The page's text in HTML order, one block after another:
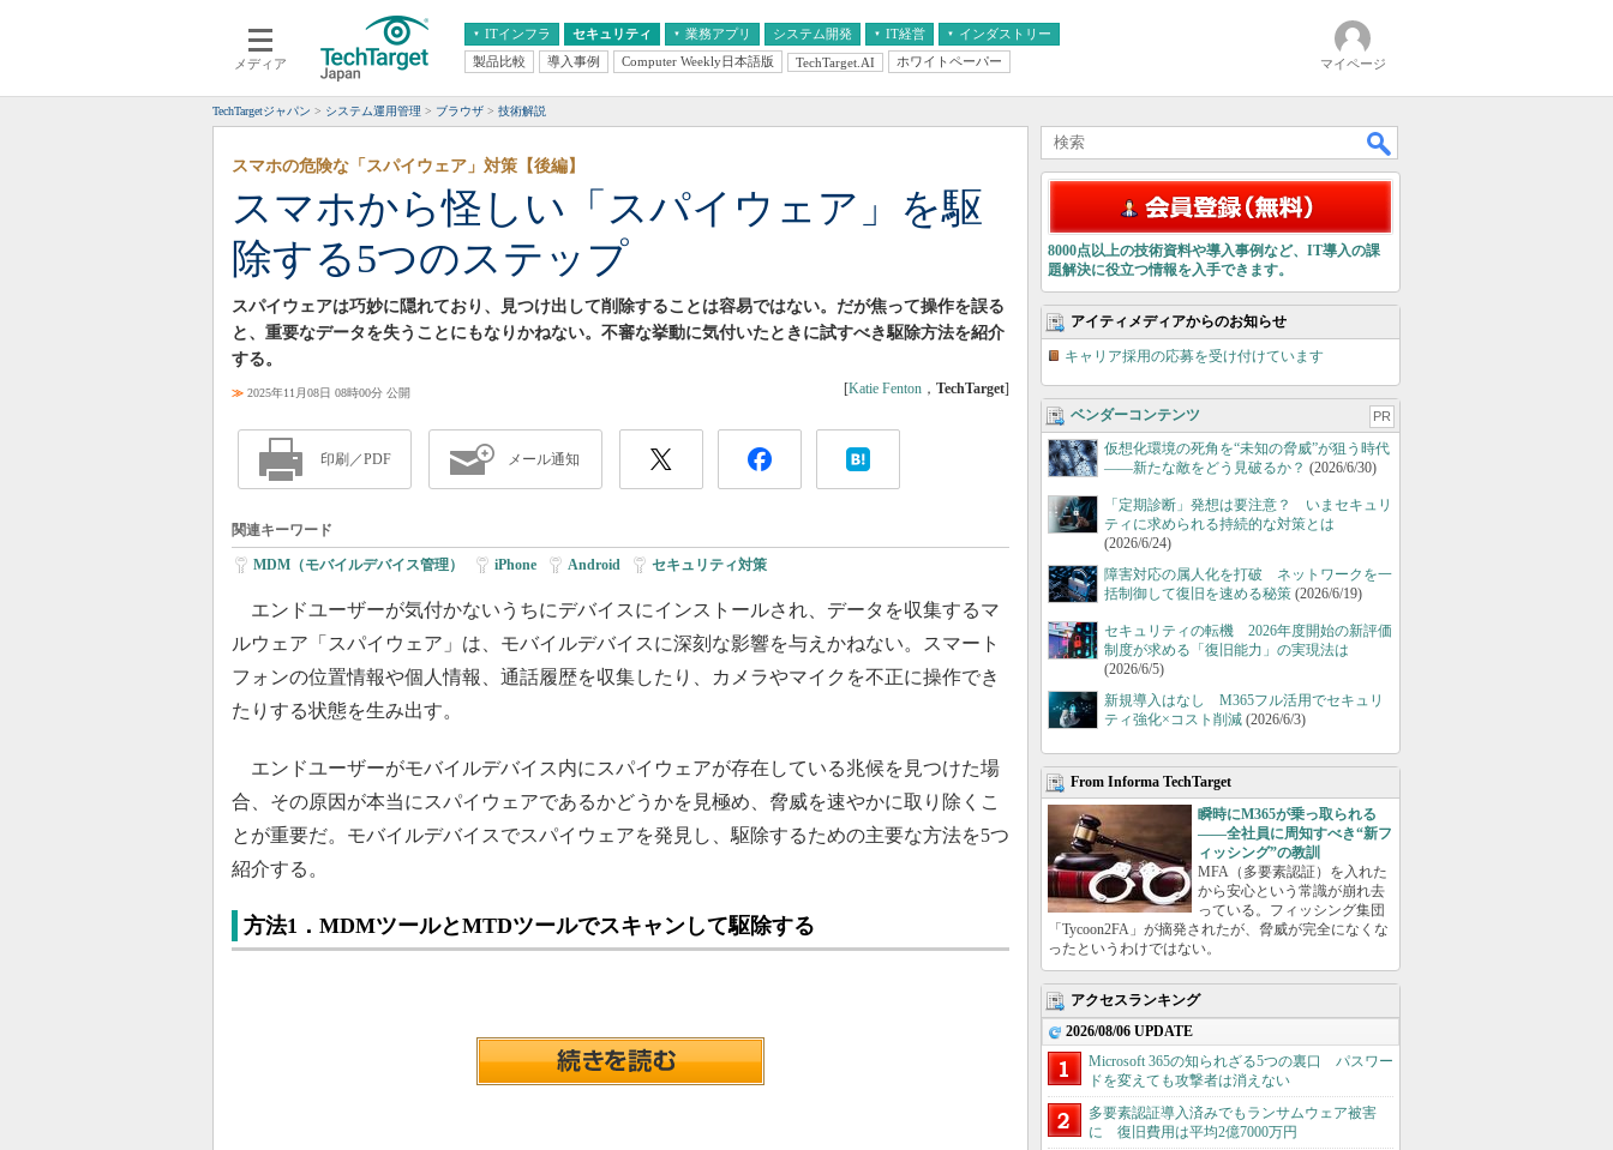
メディア
ITインフラ
クラウド
スマートモバイル
ネットワーク
システム運用管理
セキュリティ 業務アプリ
エンタープライズAI
ERP
CX
情報系システム
システム開発 IT経営
経営とIT
インダストリー
医療IT
製品比較 導入事例 Computer Weekly日本語版 TechTarget.AI ホワイトペーパー マイページ
TechTargetジャパン システム運用管理 ブラウザ 技術解説
スマホから怪しい「スパイウェア」を駆
除する5つのステップ
スマホの危険な「スパイウェア」対策【後編】
スパイウェアは巧妙に隠れており、見つけ出して削除することは容易ではない。だが焦って操作を誤る
と、重要なデータを失うことにもなりかねない。不審な挙動に気付いたときに試すべき駆除方法を紹介
する。
≫ 2025年11月08日 08時00分 公開 [Katie Fenton ， TechTarget]
印刷／PDF メール通知
関連キーワード
MDM（モバイルデバイス管理） iPhone Android セキュリティ対策
エンドユーザーが気付かないうちにデバイスにインストールされ、データを収集するマ
ルウェア「スパイウェア」は、モバイルデバイスに深刻な影響を与えかねない。スマート
フォンの位置情報や個人情報、通話履歴を収集したり、カメラやマイクを不正に操作でき
たりする状態を生み出す。
エンドユーザーがモバイルデバイス内にスパイウェアが存在している兆候を見つけた場
合、その原因が本当にスパイウェアであるかどうかを見極め、脅威を速やかに取り除くこ
とが重要だ。モバイルデバイスでスパイウェアを発見し、駆除するための主要な方法を5つ
紹介する。
方法1．MDMツールとMTDツールでスキャンして駆除する
8000点以上の技術資料や導入事例など、IT導入の課
題解決に役立つ情報を入手できます。
アイティメディアからのお知らせ
キャリア採用の応募を受け付けています
ベンダーコンテンツ PR
仮想化環境の死角を“未知の脅威”が狙う時代
――新たな敵をどう見破るか？ (2026/6/30)
「定期診断」発想は要注意？ いまセキュリ
ティに求められる持続的な対策とは
(2026/6/24)
障害対応の属人化を打破 ネットワークを一
括制御して復旧を速める秘策 (2026/6/19)
セキュリティの転機 2026年度開始の新評価
制度が求める「復旧能力」の実現法は
(2026/6/5)
新規導入はなし M365フル活用でセキュリ
ティ強化×コスト削減 (2026/6/3)
From Informa TechTarget
瞬時にM365が乗っ取られる
――全社員に周知すべき“新フ
ィッシング”の教訓
MFA（多要素認証）を入れた
から安心という常識が崩れ去
っている。フィッシング集団
「Tycoon2FA」が摘発されたが、脅威が完全になくな
ったというわけではない。
アクセスランキング
2026/08/06 UPDATE
Microsoft 365の知られざる5つの裏口 パスワー
ドを変えても攻撃者は消えない
多要素認証導入済みでもランサムウェア被害
に 復旧費用は平均2億7000万円